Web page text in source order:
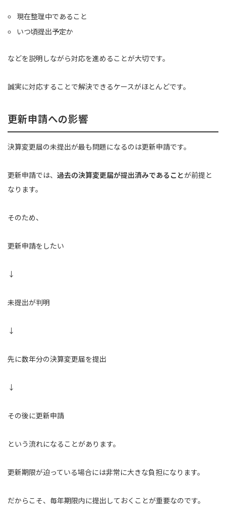
現在整理中であること
いつ頃提出予定か
などを説明しながら対応を進めることが大切です。
誠実に対応することで解決できるケースがほとんどです。
更新申請への影響
決算変更届の未提出が最も問題になるのは更新申請です。
更新申請では、 過去の決算変更届が提出済みであることが前提と
なります。
そのため、
更新申請をしたい
↓
未提出が判明
↓
先に数年分の決算変更届を提出
↓
その後に更新申請
という流れになることがあります。
更新期限が迫っている場合には非常に大きな負担になります。
だからこそ、毎年期限内に提出しておくことが重要なのです。